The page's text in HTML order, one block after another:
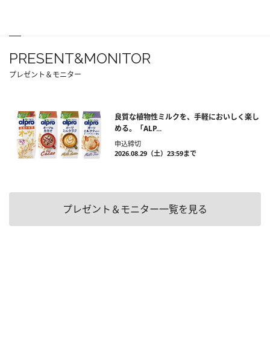
PRESENT&MONITOR
プレゼント＆モニター
良質な植物性ミルクを、手軽においしく楽し
める。「ALP...
申込締切
2026.08.29（土）23:59まで
プレゼント＆モニター一覧を見る